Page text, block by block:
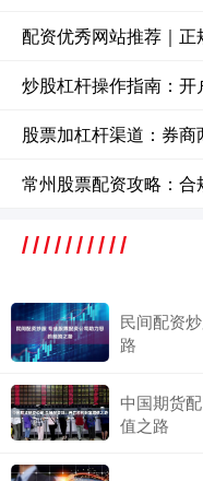
配资优秀网站推荐｜
炒股杠杆操作指南：
股票加杠杆渠道：券商
常州股票配资攻略：
民间配资
路
中国期货
值之路